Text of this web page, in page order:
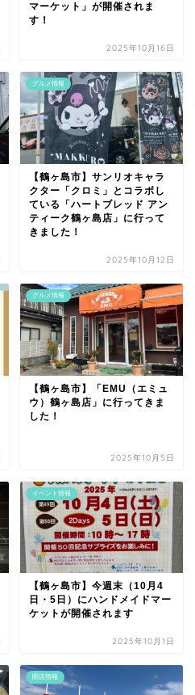
マーケット」が開催されま
す！
2025年10月16日
グルメ情報
【鶴ヶ島市】サンリオキャラ
クター「クロミ」とコラボし
ている「ハートブレッド アン
ティーク鶴ヶ島店」に行って
きました！
2025年10月12日
グルメ情報
【鶴ヶ島市】「EMU（エミュ
ウ）鶴ヶ島店」に行ってきま
した！
2025年10月5日
イベント情報
【鶴ヶ島市】今週末（10月4
日・5日）にハンドメイドマー
ケットが開催されます
2025年10月1日
開店情報